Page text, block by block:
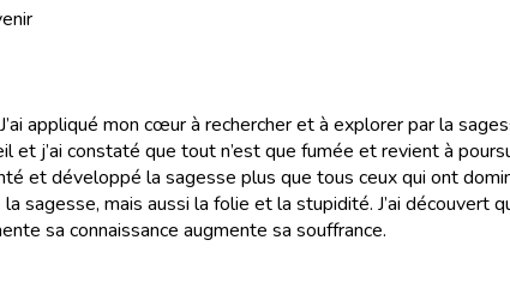
J’ai appliqué mon cœur à rechercher et à explorer par la
et j’ai constaté que tout n’est que fumée et revient à
et développé la sagesse plus que tous ceux qui ont
sagesse, mais aussi la folie et la stupidité. J’ai découvert
sa connaissance augmente sa souffrance.